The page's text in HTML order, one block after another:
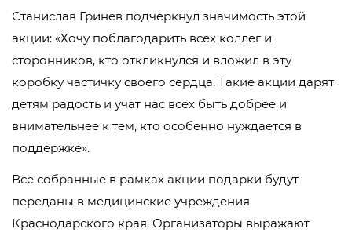
Станислав Гринев подчеркнул значимость этой
акции: «Хочу поблагодарить всех коллег и
сторонников, кто откликнулся и вложил в эту
коробку частичку своего сердца. Такие акции дарят
детям радость и учат нас всех быть добрее и
внимательнее к тем, кто особенно нуждается в
поддержке».
Все собранные в рамках акции подарки будут
переданы в медицинские учреждения
Краснодарского края. Организаторы выражают